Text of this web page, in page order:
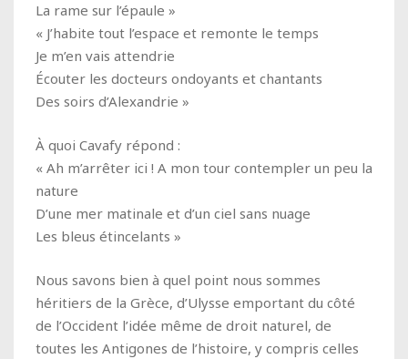
La rame sur l’épaule »
« J’habite tout l’espace et remonte le temps
Je m’en vais attendrie
Écouter les docteurs ondoyants et chantants
Des soirs d’Alexandrie »
À quoi Cavafy répond :
« Ah m’arrêter ici ! A mon tour contempler un peu la
nature
D’une mer matinale et d’un ciel sans nuage
Les bleus étincelants »
Nous savons bien à quel point nous sommes
héritiers de la Grèce, d’Ulysse emportant du côté
de l’Occident l’idée même de droit naturel, de
toutes les Antigones de l’histoire, y compris celles